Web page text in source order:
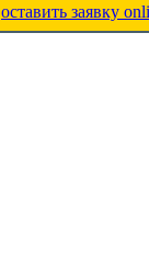
оставить заявку